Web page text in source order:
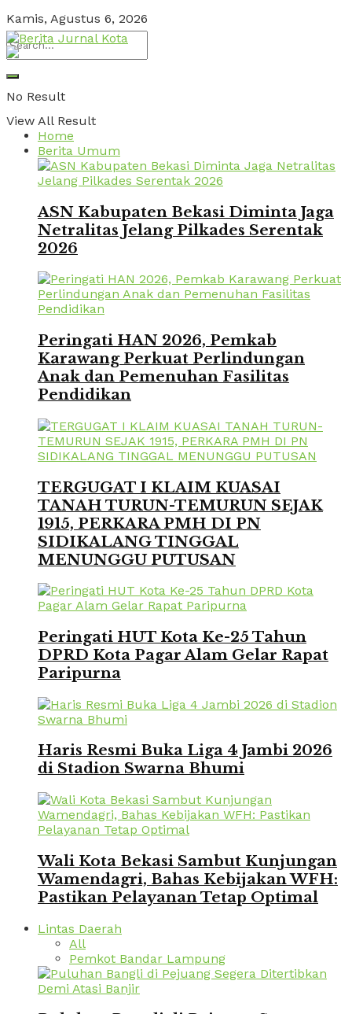
Kamis, Agustus 6, 2026
No Result
View All Result
Home
Berita Umum
ASN Kabupaten Bekasi Diminta Jaga
Netralitas Jelang Pilkades Serentak
2026
Peringati HAN 2026, Pemkab
Karawang Perkuat Perlindungan
Anak dan Pemenuhan Fasilitas
Pendidikan
TERGUGAT I KLAIM KUASAI
TANAH TURUN-TEMURUN SEJAK
1915, PERKARA PMH DI PN
SIDIKALANG TINGGAL
MENUNGGU PUTUSAN
Peringati HUT Kota Ke-25 Tahun
DPRD Kota Pagar Alam Gelar Rapat
Paripurna
Haris Resmi Buka Liga 4 Jambi 2026
di Stadion Swarna Bhumi
Wali Kota Bekasi Sambut Kunjungan
Wamendagri, Bahas Kebijakan WFH:
Pastikan Pelayanan Tetap Optimal
Lintas Daerah
All
Pemkot Bandar Lampung